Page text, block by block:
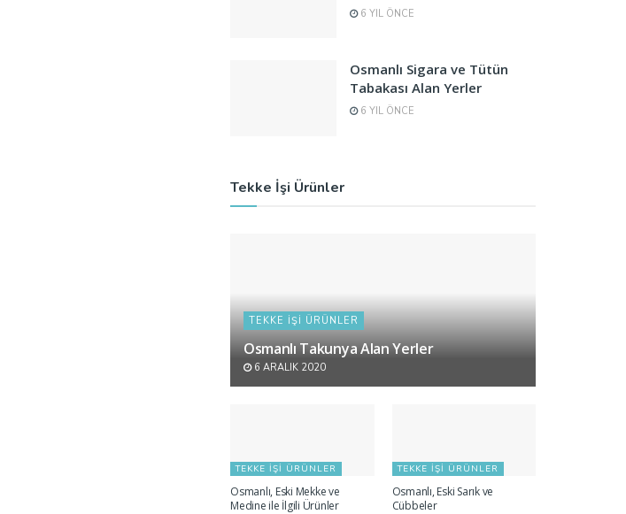
6 YIL ÖNCE
Osmanlı Sigara ve Tütün
Tabakası Alan Yerler
6 YIL ÖNCE
Tekke İşi Ürünler
TEKKE İŞI ÜRÜNLER
Osmanlı Takunya Alan Yerler
6 ARALIK 2020
TEKKE İŞI ÜRÜNLER
Osmanlı, Eski Mekke ve
Medine ile İlgili Ürünler
TEKKE İŞI ÜRÜNLER
Osmanlı, Eski Sarık ve
Cübbeler